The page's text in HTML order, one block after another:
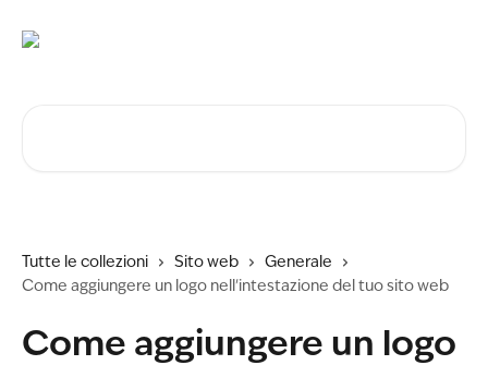
Tutte le collezioni Sito web
Generale
Come aggiungere un logo nell'intestazione del tuo sito web
Come aggiungere un logo